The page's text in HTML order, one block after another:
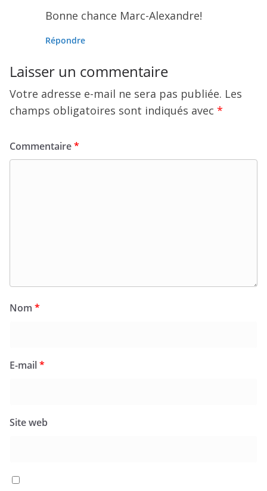
Bonne chance Marc-Alexandre!
Répondre
Laisser un commentaire
Votre adresse e-mail ne sera pas publiée. Les
champs obligatoires sont indiqués avec *
Commentaire*
Nom *
E-mail*
Site web